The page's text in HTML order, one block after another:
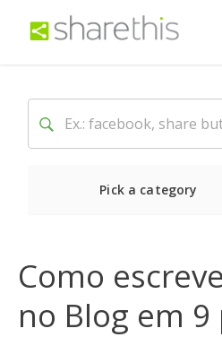
Pick a category
Como
no Blog em 9